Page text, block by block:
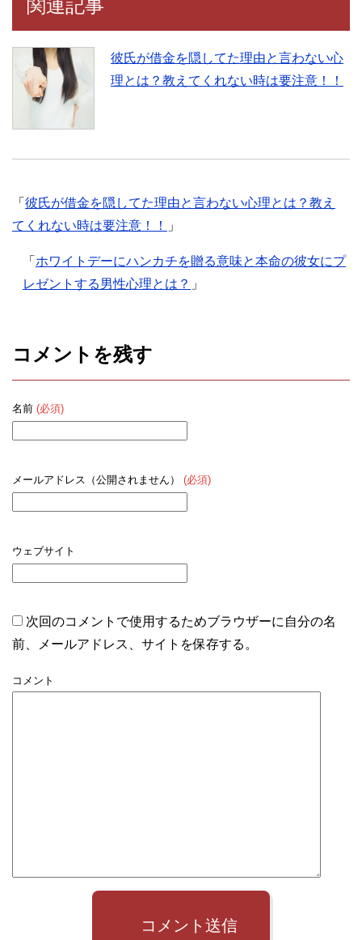
関連記事
彼氏が借金を隠してた理由と言わない心
理とは？教えてくれない時は要注意！！
「 彼氏が借金を隠してた理由と言わない心理とは？教え
てくれない時は要注意！！
」
「 ホワイトデーにハンカチを贈る意味と本命の彼女にプ
レゼントする男性心理とは？ 」
コメントを残す
名前 (必須)
メールアドレス（公開されません） (必須)
ウェブサイト
次回のコメントで使用するためブラウザーに自分の名
前、メールアドレス、サイトを保存する。
コメント
コメント送信